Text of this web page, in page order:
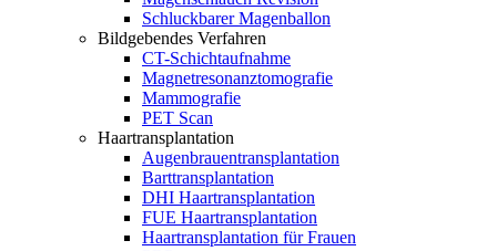
Schluckbarer Magenballon
Bildgebendes Verfahren
CT-Schichtaufnahme
Magnetresonanztomografie
Mammografie
PET Scan
Haartransplantation
Augenbrauentransplantation
Barttransplantation
DHI Haartransplantation
FUE Haartransplantation
Haartransplantation für Frauen